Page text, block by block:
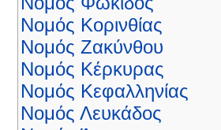
Νομός Κορινθίας
Νομός Ζακύνθου
Νομός Κέρκυρας
Νομός Κεφαλληνίας
Νομός Λευκάδος